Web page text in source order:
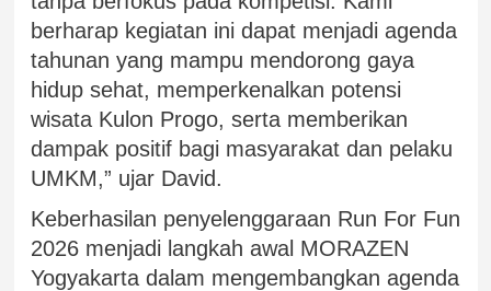
berharap kegiatan ini dapat menjadi agenda
tahunan yang mampu mendorong gaya
hidup sehat, memperkenalkan potensi
wisata Kulon Progo, serta memberikan
dampak positif bagi masyarakat dan pelaku
UMKM,” ujar David.
Keberhasilan penyelenggaraan Run For Fun
2026 menjadi langkah awal MORAZEN
Yogyakarta dalam mengembangkan agenda